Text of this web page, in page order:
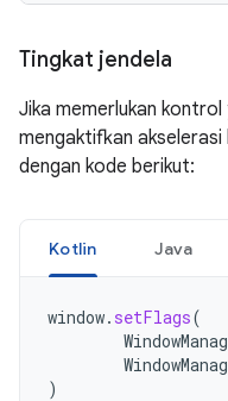
Tingkat jendela
Jika memerlukan
mengaktifkan
dengan kode berikut:
Kotlin Java
window. setFlags(
)